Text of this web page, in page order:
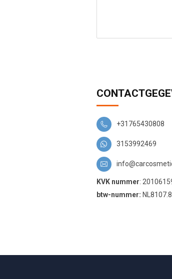
+31765430808
3153992469
KVK nummer:
btw-nummer: